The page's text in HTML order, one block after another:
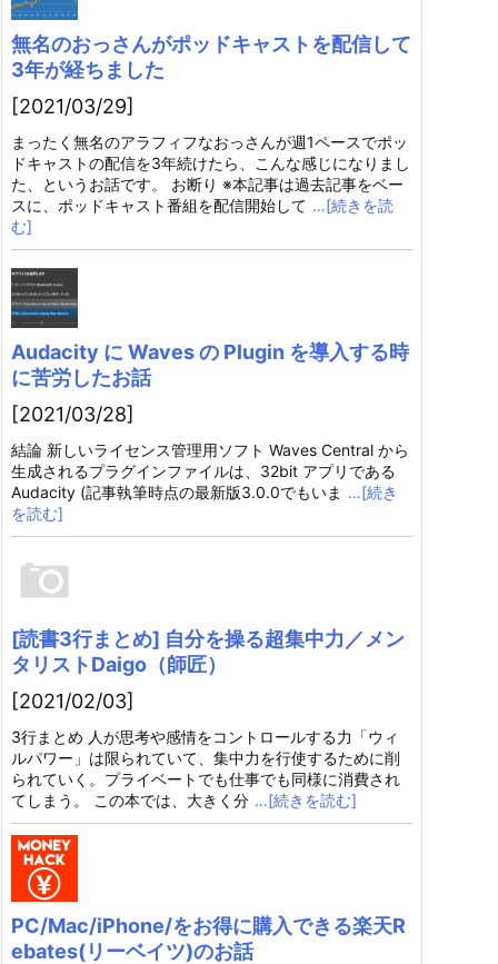
無名のおっさんがポッドキャストを配信して
3年が経ちました
[2021/03/29]
まったく無名のアラフィフなおっさんが週1ペースでポッ
ドキャストの配信を3年続けたら、こんな感じになりまし
た、というお話です。 お断り ※本記事は過去記事をベー
スに、ポッドキャスト番組を配信開始して …[続きを読
む]
Audacity に Waves の Plugin を導入する時
に苦労したお話
[2021/03/28]
結論 新しいライセンス管理用ソフト Waves Central から
生成されるプラグインファイルは、32bit アプリである
Audacity (記事執筆時点の最新版3.0.0でもいま …[続き
を読む]
[読書3行まとめ] 自分を操る超集中力／メン
タリストDaigo（師匠）
[2021/02/03]
3行まとめ 人が思考や感情をコントロールする力「ウィ
ルパワー」は限られていて、集中力を行使するために削
られていく。プライベートでも仕事でも同様に消費され
てしまう。 この本では、大きく分 …[続きを読む]
PC/Mac/iPhone/をお得に購入できる楽天R
ebates(リーベイツ)のお話